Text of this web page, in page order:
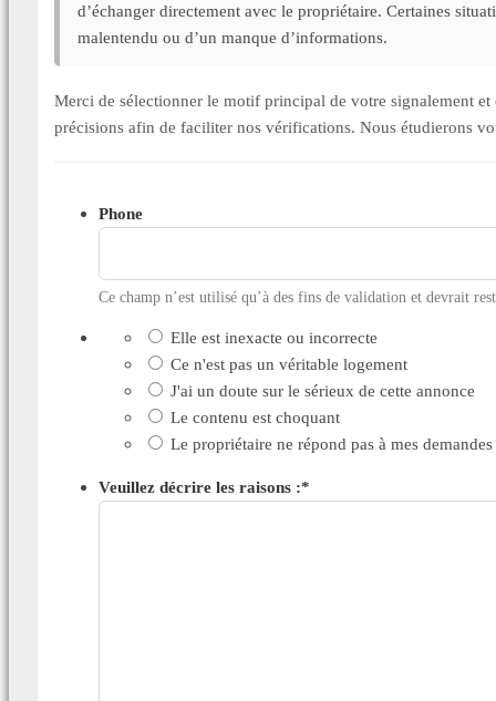
d’échanger directement avec le propriétaire. Certaines
malentendu ou d’un manque d’informations.
Merci de sélectionner le motif principal de votre signalement
précisions afin de faciliter nos vérifications. Nous étudierons
Phone
Ce champ n’est utilisé qu’à des fins de validation et devrait
Elle est inexacte ou incorrecte
Ce n'est pas un véritable logement
J'ai un doute sur le sérieux de cette annonce
Le contenu est choquant
Le propriétaire ne répond pas à mes demandes
Veuillez décrire les raisons :*